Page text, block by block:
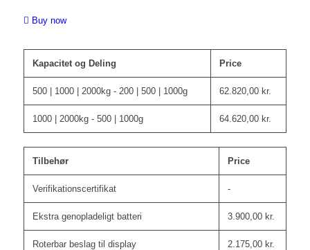
Buy now
Kapacitet og Deling Price
500 | 1000 | 2000kg - 200 | 500 | 1000g 62.820,00 kr.
1000 | 2000kg - 500 | 1000g 64.620,00 kr.
Tilbehør Price
Verifikationscertifikat -
Ekstra genopladeligt batteri 3.900,00 kr.
Roterbar beslag til display 2.175,00 kr.